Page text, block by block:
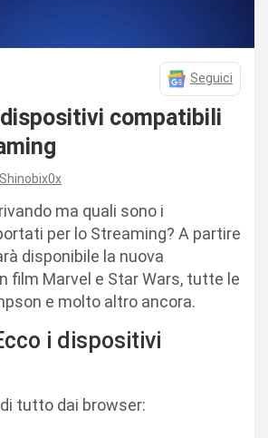
Seguici
dispositivi compatibili
ma quali sono i
per lo Streaming? A partire
disponibile la nuova
film Marvel e Star Wars, tutte le
e molto altro ancora.
i dispositivi
tutto dai browser: